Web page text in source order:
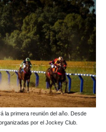
la primera reunión del año. Desde
por el Jockey Club.